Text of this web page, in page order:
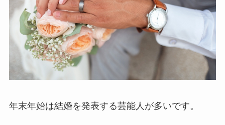
年末年始は結婚を発表する芸能人が多いです。